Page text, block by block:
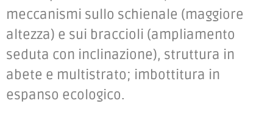
meccanismi sullo schienale (maggiore
altezza) e sui braccioli (ampliamento
seduta con inclinazione), struttura in
abete e multistrato; imbottitura in
espanso ecologico.